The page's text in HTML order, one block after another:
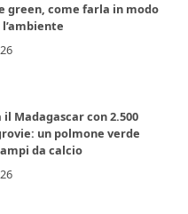
green, come farla in modo
Madagascar con 2.500
un polmone verde
da calcio